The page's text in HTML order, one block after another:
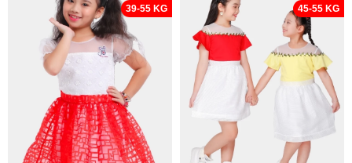
39-55 KG 45-55 KG